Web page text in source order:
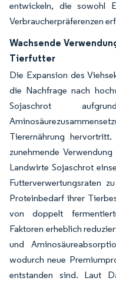
entwickeln, die sowohl
Verbraucherpräferenzen
Wachsende
Tierfutter
Die Expansion des
die Nachfrage nach
Sojaschrot
Tierernährung
zunehmende
Landwirte Sojaschrot
Futterverwertungsraten
Proteinbedarf ihrer
von doppelt
Faktoren erheblich
und
wodurch neue
entstanden sind. Laut